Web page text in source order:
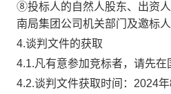
⑧投标人的自然人股东、出资
南局集团公司机关部门及邀标
4.谈判文件的获取
4.1.凡有意参加竞标者，请先在
4.2.谈判文件获取时间 ： 2024年